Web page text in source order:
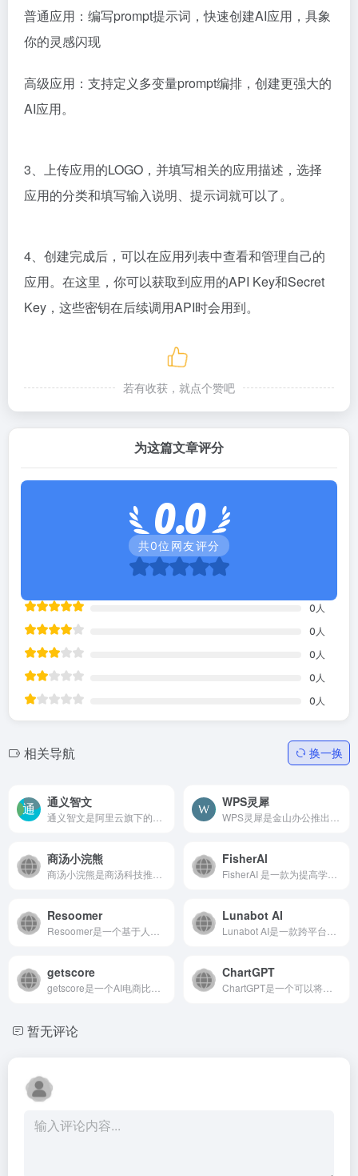
普通应用：编写prompt提示词，快速创建AI应用，具象
你的灵感闪现
高级应用：支持定义多变量prompt编排，创建更强大的
AI应用。
3、 上传应用的LOGO，并填写相关的应用描述， 选择
应用的分类和填写输入说明、提示词就可以了。
4、创建完成后，可以在应用列表中查看和管理自己的
应用。在这里，你可以获取到应用的API Key和Secret
Key，这些密钥在后续调用API时会用到。
若有收获，就点个赞吧
为这篇文章评分
0.0
共0位网友评分
0 人
0 人
0 人
0 人
0 人
相关导航 换一换
通义智文 WPS灵犀
商汤小浣熊 FisherAl
Resoomer Lunabot AI
getscore ChartGPT
暂无评论